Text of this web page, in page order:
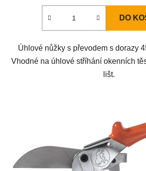
DO
Úhlové nůžky s převodem s dorazy
Vhodné na úhlové stříhání okenních
lišt.